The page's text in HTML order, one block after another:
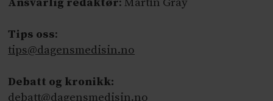
Tips oss:
tips@dagensmedisin.no
Debatt og kronikk:
debatt@dagensmedisin.no